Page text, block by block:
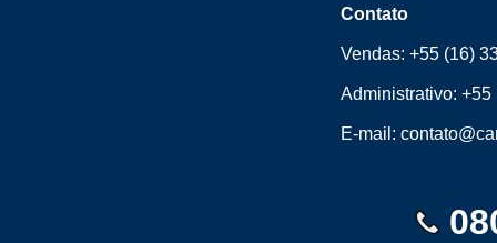
Contato
Vendas:+55 (16)
Administrativo:+55
E-mail: